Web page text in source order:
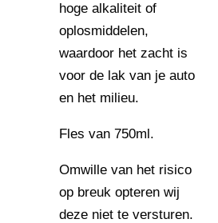
hoge alkaliteit of
oplosmiddelen,
waardoor het zacht is
voor de lak van je auto
en het milieu.
Fles van 750ml.
Omwille van het risico
op breuk opteren wij
deze niet te versturen.